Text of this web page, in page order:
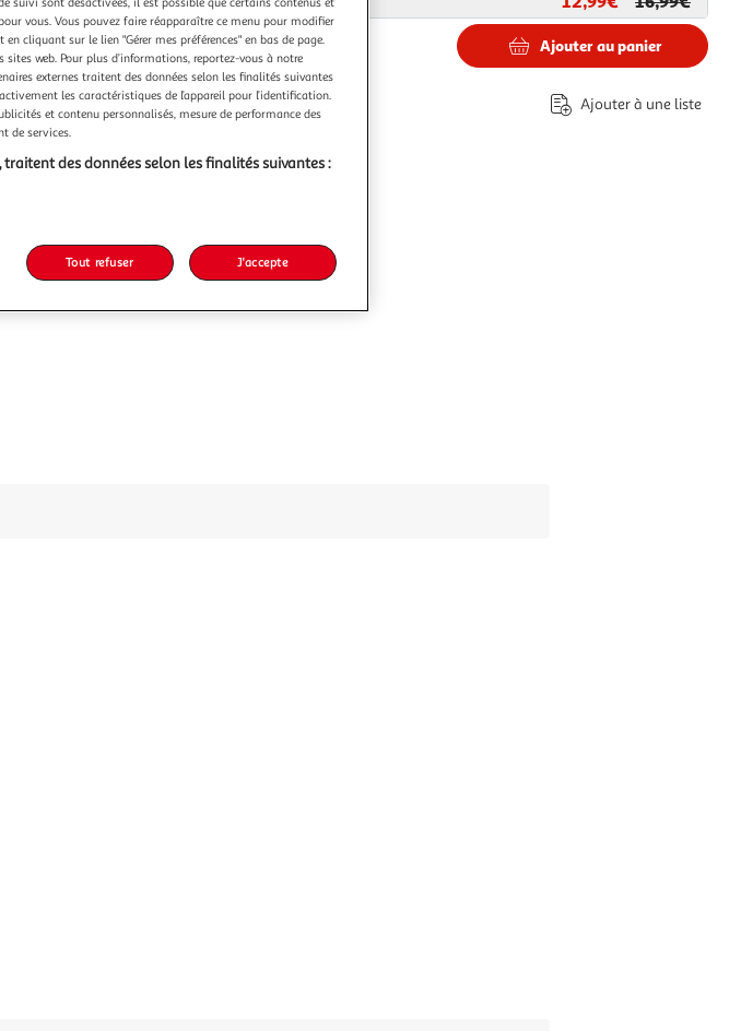
-24 %
16,99€
12,99€
Ajouter au panier
Ajouter à une liste
vous. Vous pouvez faire réapparaître ce menu pour modifier
cliquant sur le lien "Gérer mes préférences" en bas de page.
web. Pour plus d’informations, reportez-vous à notre
externes traitent des données selon les finalités suivantes
les caractéristiques de l’appareil pour l’identification.
et contenu personnalisés, mesure de performance des
de services.
des données selon les finalités suivantes :
Tout refuser J'accepte